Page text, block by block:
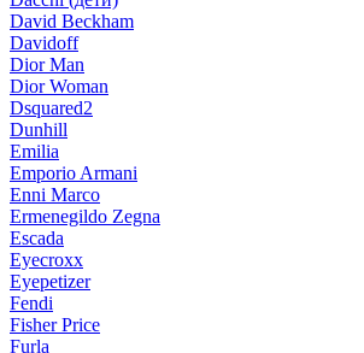
David Beckham
Davidoff
Dior Man
Dior Woman
Dsquared2
Dunhill
Emilia
Emporio Armani
Enni Marco
Ermenegildo Zegna
Escada
Eyecroxx
Eyepetizer
Fendi
Fisher Price
Furla